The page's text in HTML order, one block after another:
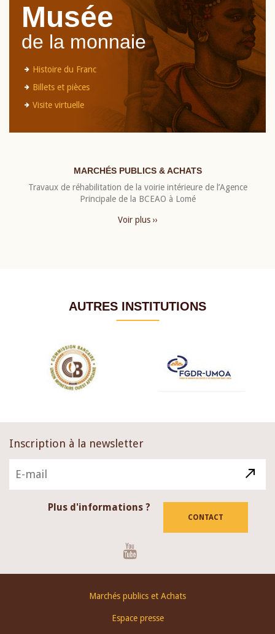
Musée
de la monnaie
Histoire du Franc
Billets et pièces
Visite virtuelle
MARCHÉS PUBLICS & ACHATS
Travaux de réhabilitation de la voirie intérieure de l’Agence
Principale de la BCEAO à Lomé
Voir plus ››
AUTRES INSTITUTIONS
Inscription à la newsletter
Plus d'informations ?
CONTACT
Marchés publics et Achats
Espace presse